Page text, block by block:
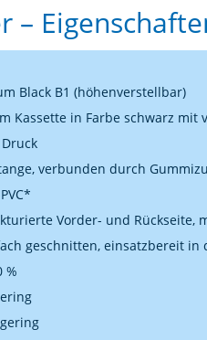
–
Black B1 (höhenverstellbar)
Kassette in Farbe schwarz mit
verbunden durch
Vorder- und Rückseite,
geschnitten, einsatzbereit in
%